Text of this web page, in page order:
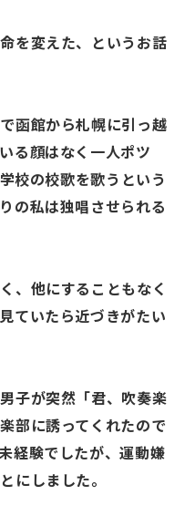
を変えた、というお話
函館から札幌に引っ越
る顔はなく一人ポツ
校の校歌を歌うという
の私は独唱させられる
、他にすることもなく
ていたら近づきがたい
子が突然「君、吹奏楽
部に誘ってくれたので
経験でしたが、運動嫌
にしました。